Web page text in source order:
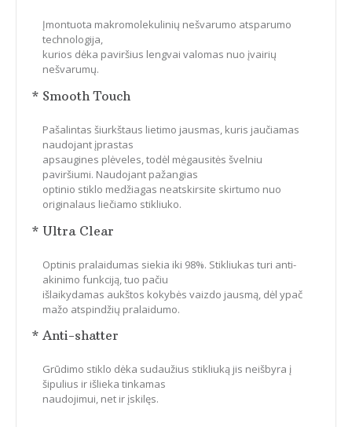
Įmontuota makromolekulinių nešvarumo atsparumo
technologija,
kurios dėka paviršius lengvai valomas nuo įvairių
nešvarumų.
* Smooth Touch
Pašalintas šiurkštaus lietimo jausmas, kuris jaučiamas
naudojant įprastas
apsaugines plėveles, todėl mėgausitės švelniu
paviršiumi. Naudojant pažangias
optinio stiklo medžiagas neatskirsite skirtumo nuo
originalaus liečiamo stikliuko.
* Ultra Clear
Optinis pralaidumas siekia iki 98%. Stikliukas turi anti-
akinimo funkciją, tuo pačiu
išlaikydamas aukštos kokybės vaizdo jausmą, dėl ypač
mažo atspindžių pralaidumo.
* Anti-shatter
Grūdimo stiklo dėka sudaužius stikliuką jis neišbyra į
šipulius ir išlieka tinkamas
naudojimui, net ir įskilęs.